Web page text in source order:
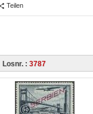
Teilen
Losnr. : 3787